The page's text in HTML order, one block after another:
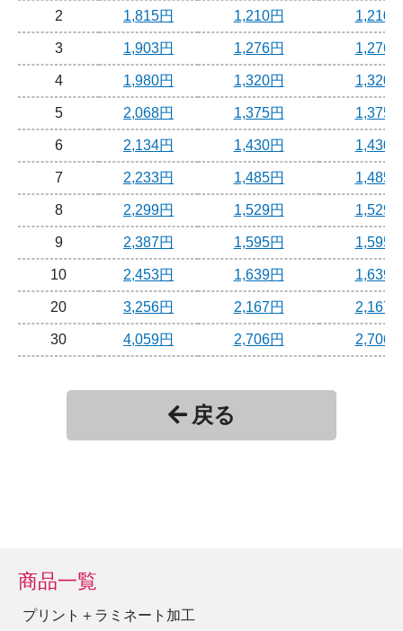
2 1,815円 1,210円 1,210
3 1,903円 1,276円 1,276
4 1,980円 1,320円 1,320
5 2,068円 1,375円 1,375
6 2,134円 1,430円 1,430
7 2,233円 1,485円 1,485
8 2,299円 1,529円 1,529
9 2,387円 1,595円 1,595
10 2,453円 1,639円 1,639
20 3,256円 2,167円 2,167
30 4,059円 2,706円 2,706
戻る
商品一覧
プリント＋ラミネート加工